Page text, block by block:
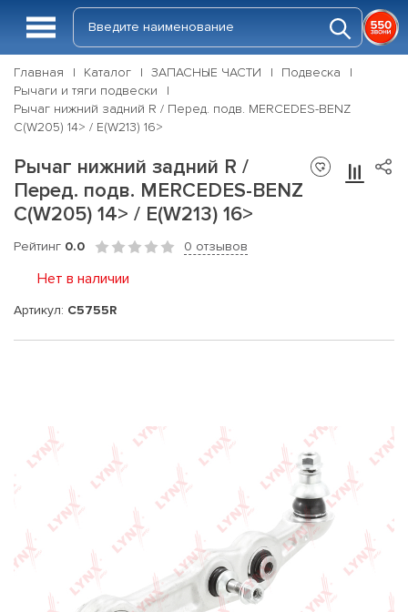
Главная Каталог ЗАПАСНЫЕ ЧАСТИ
Подвеска
Рычаги и тяги подвески
Рычаг нижний задний R / Перед. подв. MERCEDES-BENZ
C(W205) 14> / E(W213) 16>
Рычаг нижний задний R /
Перед. подв. MERCEDES-BENZ
C(W205) 14> / E(W213) 16>
Рейтинг 0.0 0 отзывов
Нет в наличии
Артикул: C5755R